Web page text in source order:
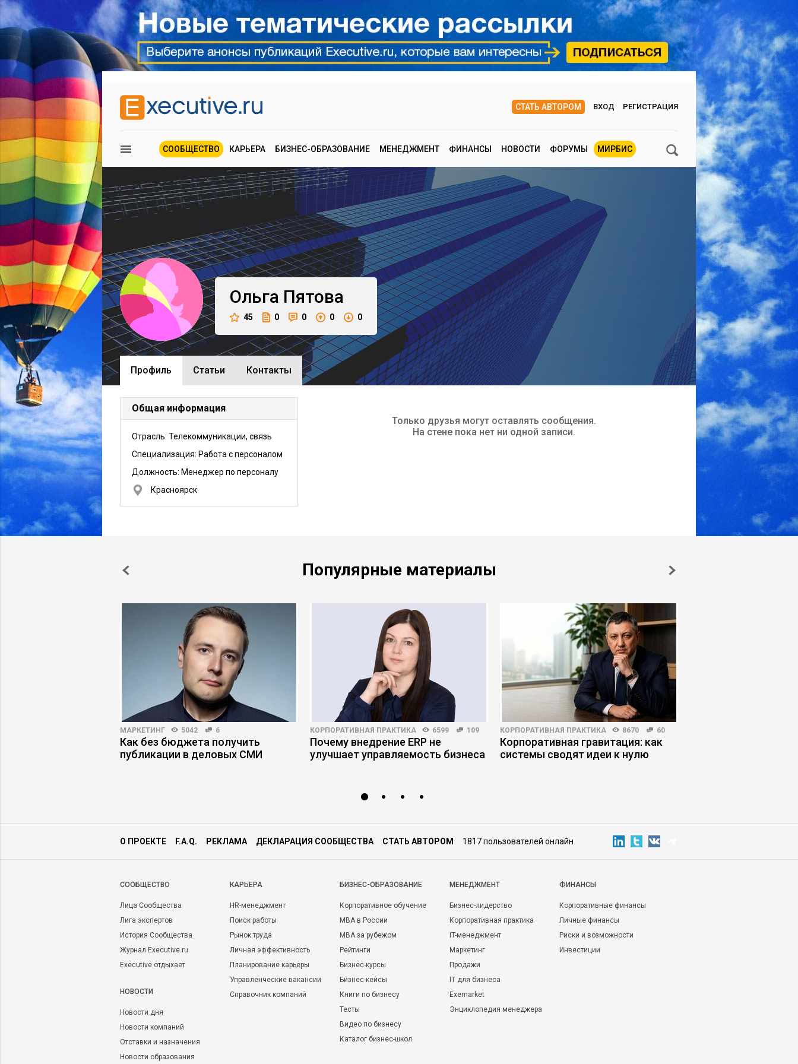
СТАТЬ АВТОРОМ ВХОД РЕГИСТРАЦИЯ
СООБЩЕСТВО КАРЬЕРА БИЗНЕС-ОБРАЗОВАНИЕ МЕНЕДЖМЕНТ ФИНАНСЫ НОВОСТИ ФОРУМЫ МИРБИС
Ольга Пятова
45 0 0 0 0
Профиль Cтатьи Контакты
Общая информация
Отрасль: Телекоммуникации, связь
Специализация: Работа с персоналом
Должность: Менеджер по персоналу
Красноярск
Только друзья могут оставлять сообщения.
На стене пока нет ни одной записи.
Популярные материалы
МАРКЕТИНГ 5042 6
Как без бюджета получить
публикации в деловых СМИ
КОРПОРАТИВНАЯ ПРАКТИКА 6599 109
Почему внедрение ERP не
улучшает управляемость бизнеса
КОРПОРАТИВНАЯ ПРАКТИКА 8670 60
Корпоративная гравитация: как
системы сводят идеи к нулю
О ПРОЕКТЕ F.A.Q. РЕКЛАМА ДЕКЛАРАЦИЯ СООБЩЕСТВА СТАТЬ АВТОРОМ 1817 пользователей онлайн
CООБЩЕСТВО
Лица Сообщества
Лига экспертов
История Сообщества
Журнал Executive.ru
Executive отдыхает
НОВОСТИ
Новости дня
Новости компаний
Отставки и назначения
Новости образования
КАРЬЕРА
HR-менеджмент
Поиск работы
Рынок труда
Личная эффективность
Планирование карьеры
Управленческие вакансии
Справочник компаний
БИЗНЕС-ОБРАЗОВАНИЕ
Корпоративное обучение
MBA в России
MBA за рубежом
Рейтинги
Бизнес-курсы
Бизнес-кейсы
Книги по бизнесу
Тесты
Видео по бизнесу
Каталог бизнес-школ
МЕНЕДЖМЕНТ
Бизнес-лидерство
Корпоративная практика
IT-менеджмент
Маркетинг
Продажи
IT для бизнеса
Exemarket
Энциклопедия менеджера
ФИНАНСЫ
Корпоративные финансы
Личные финансы
Риски и возможности
Инвестиции